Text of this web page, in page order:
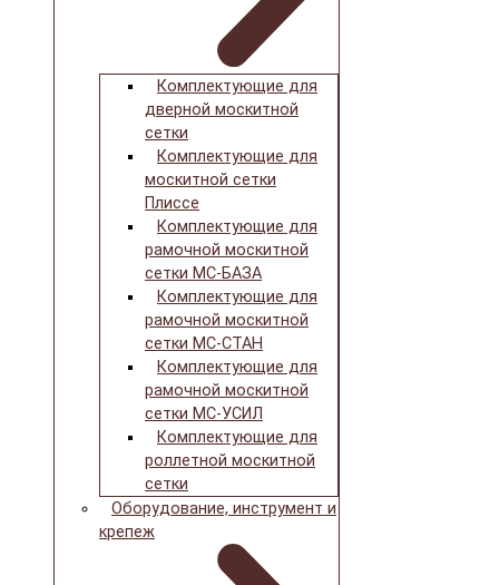
Комплектующие для
дверной москитной
сетки
Комплектующие для
москитной сетки
Плиссе
Комплектующие для
рамочной москитной
сетки МС-БАЗА
Комплектующие для
рамочной москитной
сетки МС-СТАН
Комплектующие для
рамочной москитной
сетки МС-УСИЛ
Комплектующие для
роллетной москитной
сетки
Оборудование, инструмент и
крепеж